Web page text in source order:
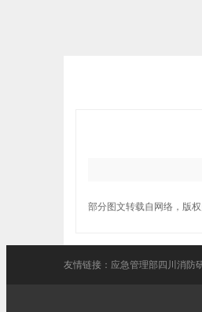
部分图文转载自网络，版
友情链接： 应急管理部四川消防